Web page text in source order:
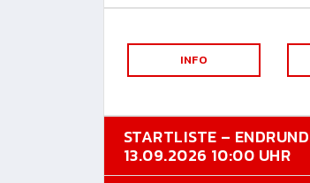
INFO
STARTLISTE –
13.09.2026 10:00 UHR